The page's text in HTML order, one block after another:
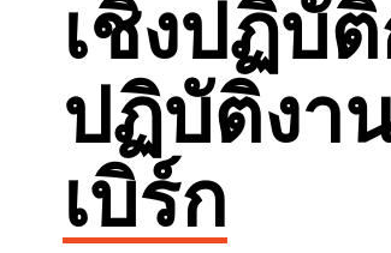
เชิงปฏิบั
ปฏิบัติงาน
เบิร์ก